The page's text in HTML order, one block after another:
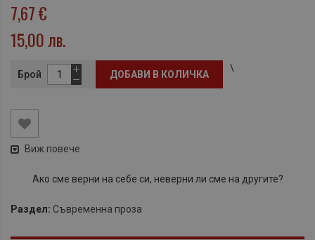
7,67 €
15,00 лв.
Брой ДОБАВИ В КОЛИЧКА
\
Виж повече
Ако сме верни на себе си, неверни ли сме на другите?
Раздел: Съвременна проза